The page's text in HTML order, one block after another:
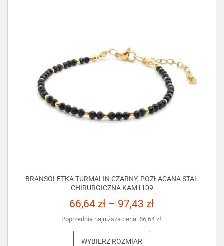
BRANSOLETKA TURMALIN CZARNY, POZŁACANA STAL
CHIRURGICZNA KAM1109
66,64 zł – 97,43 zł
Poprzednia najniższa cena: 66,64 zł.
WYBIERZ ROZMIAR